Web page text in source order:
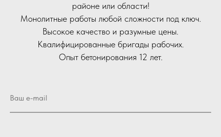
районе или области!
Монолитные работы любой сложности под ключ.
Высокое качество и разумные цены.
Квалифицированные бригады рабочих.
Опыт бетонирования 12 лет.